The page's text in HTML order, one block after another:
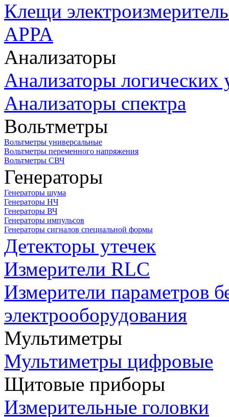
Клещи
APPA
Анализаторы
Анализаторы логических
Анализаторы спектра
Вольтметры
Вольтметры универсальные
Вольтметры переменного напряжения
Вольтметры СВЧ
Генераторы
Генераторы шума
Генераторы НЧ
Генераторы ВЧ
Генераторы импульсов
Генераторы сигналов специальной формы
Детекторы утечек
Измерители RLC
Измерители параметров
электрооборудования
Мультиметры
Мультиметры цифровые
Щитовые приборы
Измерительные головки